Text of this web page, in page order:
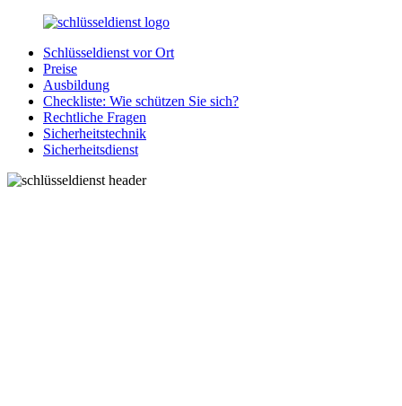
Zurück
Inhalt
SchluesseldienstDirekt.de
Ihre
Notlage
wird
gelöst!
Schlüsseldienst vor Ort
Preise
Ausbildung
Checkliste: Wie schützen Sie sich?
Rechtliche Fragen
Sicherheitstechnik
Sicherheitsdienst